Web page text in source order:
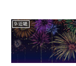
9-近畿